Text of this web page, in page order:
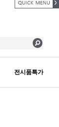
전시품특가